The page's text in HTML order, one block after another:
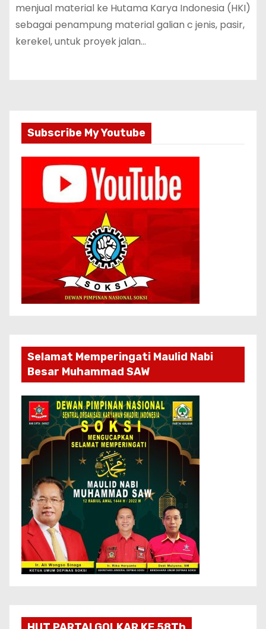
menjual material ke Hutama Karya Indonesia (HKI)
sebagai penampung material galian c jenis, pasir,
kerekel, untuk proyek jalan…
Subscribe My Youtube
Selamat Memperingati Maulid Nabi
Besar Muhammad SAW